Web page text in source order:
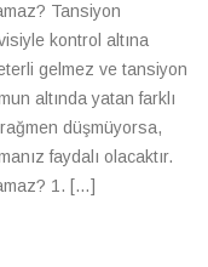
Tansiyon
kontrol altına
gelmez ve tansiyon
altında yatan farklı
düşmüyorsa,
faydalı olacaktır.
1. […]